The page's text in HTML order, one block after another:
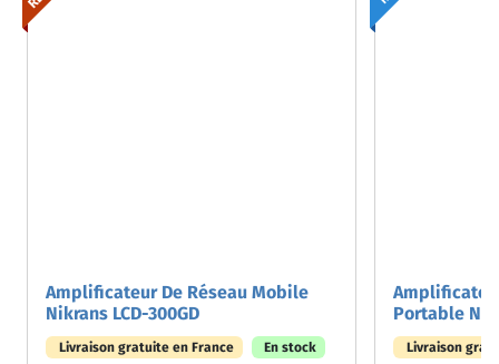
Amplificateur De Réseau Mobile
Nikrans LCD-300GD
Livraison gratuite en France En stock
Portable
Livraison